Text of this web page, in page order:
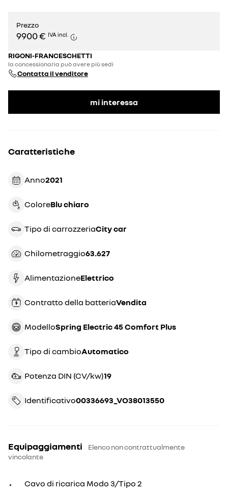
Prezzo
9900 € IVA incl.
RIGONI-FRANCESCHETTI
la concessionaria può avere più sedi
Contatta il venditore
mi interessa
Caratteristiche
Anno 2021
Colore blu chiaro
Tipo di carrozzeria city car
Chilometraggio 63.627
Alimentazione Elettrico
Contratto della batteria vendita
Modello Spring Electric 45 Comfort Plus
Tipo di cambio automatico
Potenza DIN (CV/kw) 19
Identificativo 00336693_VO38013550
Equipaggiamenti
Elenco non contrattualmente
vincolante
Cavo di ricarica Modo 3/Tipo 2